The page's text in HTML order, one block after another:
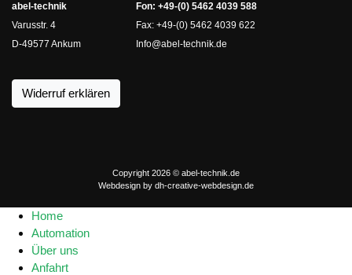
abel-technik
Varusstr. 4
D-49577 Ankum
Widerruf erklären
Fon: +49-(0) 5462 4039 588
Fax: +49-(0) 5462 4039 622
Info@abel-technik.de
Copyright 2026 © abel-technik.de
Webdesign by dh-creative-webdesign.de
Home
Automation
Über uns
Anfahrt